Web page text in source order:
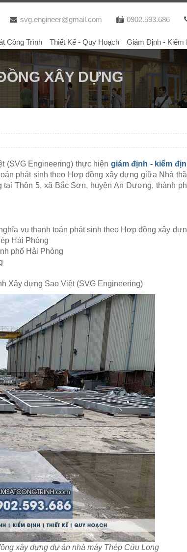
svg.engineer@gmail.com 0902.593.686
Công Trình Thiết Kế - Quy Hoạch Giám Định - Kiểm
XÂY DỰNG
(SVG Engineering) thực hiện giám định - kiểm
phát sinh theo Hợp đồng xây dựng giữa Nhà
Thôn 5, xã Bắc Sơn, huyện An Dương, thành
vụ thanh toán phát sinh theo Hợp đồng xây
Hải Phòng
phố Hải Phòng
Xây dựng Sao Việt (SVG Engineering)
xây dựng dự án nhà máy Thép Cửu Long